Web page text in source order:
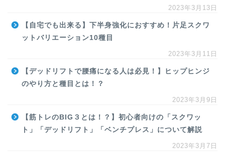
2023年3月13日
【自宅でも出来る】下半身強化におすすめ！片足スクワ
ットバリエーション10種目
2023年3月11日
【デッドリフトで腰痛になる人は必見！】ヒップヒンジ
のやり方と種目とは！？
2023年3月9日
【筋トレのBIG３とは！？】初心者向けの「スクワッ
ト」「デッドリフト」「ベンチプレス」について解説
2023年3月7日